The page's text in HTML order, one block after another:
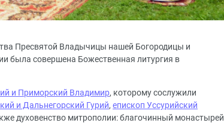
Пресвятой Владычицы нашей Богородицы и
была совершена Божественная литургия в
и Приморский Владимир, которому сослужили
и Дальнегорский Гурий, епископ Уссурийский
духовенство митрополии: благочинный монастырей